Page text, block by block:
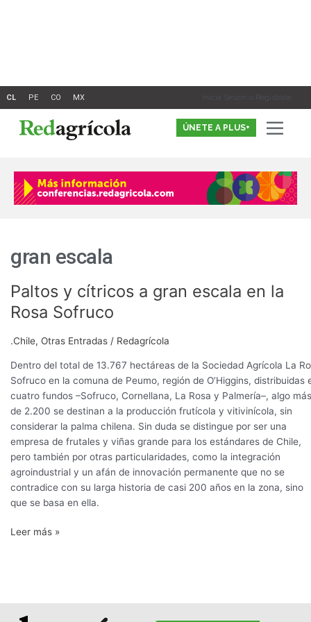
Inicia Sesión o Registrate
ÚNETE A PLUS+
gran escala
Paltos y cítricos a gran escala en la
Rosa Sofruco
.Chile, Otras Entradas / Redagrícola
Dentro del total de 13.767 hectáreas de la Sociedad Agrícola La
Sofruco en la comuna de Peumo, región de O’Higgins, distribuidas
cuatro fundos –Sofruco, Cornellana, La Rosa y Palmería–, algo más
de 2.200 se destinan a la producción frutícola y vitivinícola, sin
considerar la palma chilena. Sin duda se distingue por ser una
empresa de frutales y viñas grande para los estándares de Chile,
pero también por otras particularidades, como la integración
agroindustrial y un afán de innovación permanente que no se
contradice con su larga historia de casi 200 años en la zona, sino
que se basa en ella.
Paltos
y
cítricos
escala
en
la
Rosa
Sofruco
Leer más »